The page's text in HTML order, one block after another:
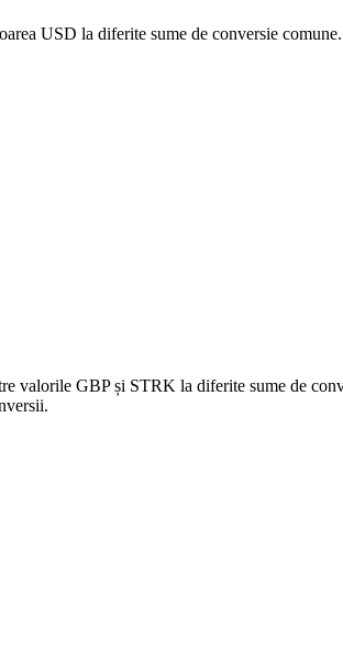
USD la diferite sume de conversie
valorile GBP și STRK la diferite sume de